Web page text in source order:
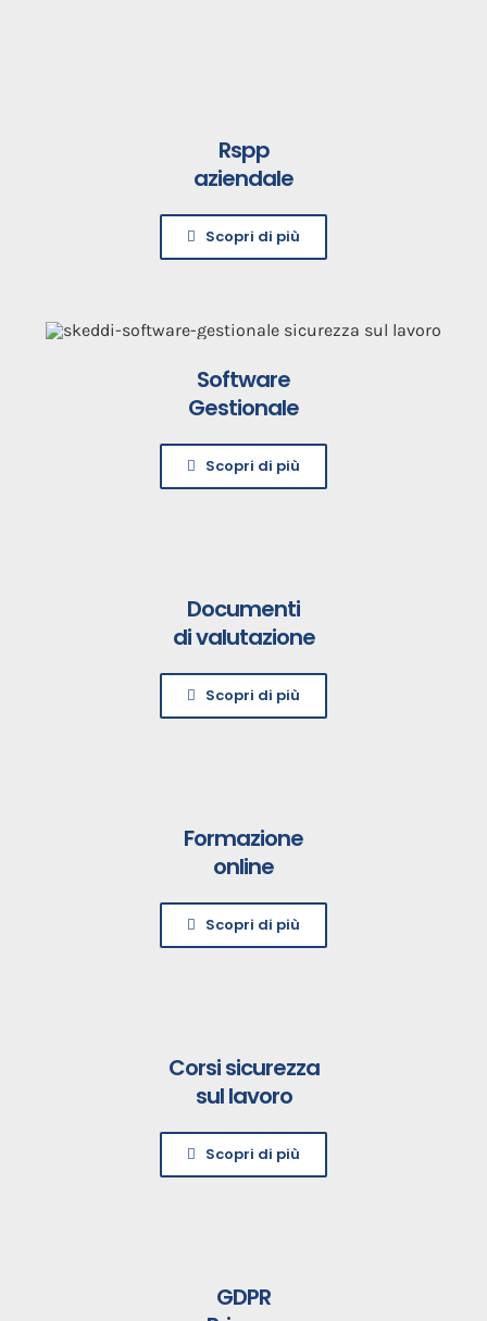
Rspp
aziendale
Scopri di più
Software
Gestionale
Scopri di più
Documenti
di valutazione
Scopri di più
Formazione
online
Scopri di più
Corsi sicurezza
sul lavoro
Scopri di più
GDPR